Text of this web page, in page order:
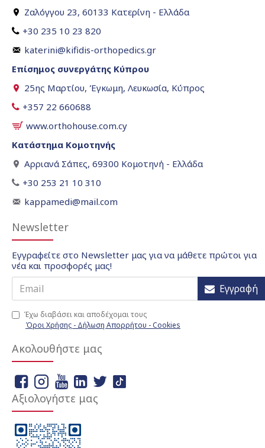
Ζαλόγγου 23, 60133 Κατερίνη - Ελλάδα
+30 235 10 23 820
katerini@kifidis-orthopedics.gr
Επίσημος συνεργάτης Κύπρου
25ης Μαρτίου, Έγκωμη, Λευκωσία, Κύπρος
+357 22 660688
www.orthohouse.com.cy
Κατάστημα Κομοτηνής
Αρριανά Σάπες, 69300 Κομοτηνή - Ελλάδα
+30 253 21 10 310
kappamedi@mail.com
Newsletter
Εγγραφείτε στο Newsletter μας για να μάθετε πρώτοι για
νέα και προσφορές μας!
Εγγραφή
Έχω διαβάσει και αποδέχομαι τους
Όροι Χρήσης - Δήλωση Απορρήτου - Cookies
Ακολουθήστε μας
Αξιολογήστε μας